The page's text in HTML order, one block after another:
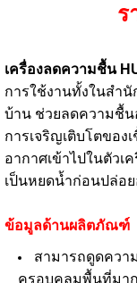
ร
เครื่องลดความชื้น
การใช้งานทั้งในสำ
บ้าน ช่วยลดความชื้น
การเจริญเติบโตของ
อากาศเข้าไปในตัว
เป็นหยดน้ำก่อนปล่อ
ข้อมูลด้านผลิตภัณฑ์
สามารถดูดควา
ครอบคลุมพื้นที่มาก